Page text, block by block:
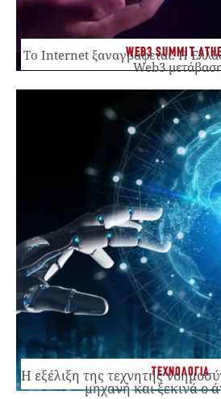
WEB3 SUMMIT
Το Internet ξαναγράφεται. Η
Web3
ΤΕΧΝΟΛΟΓΙΑ
Η εξέλιξη της τεχνητής
μηχανή και ξεκινά ο